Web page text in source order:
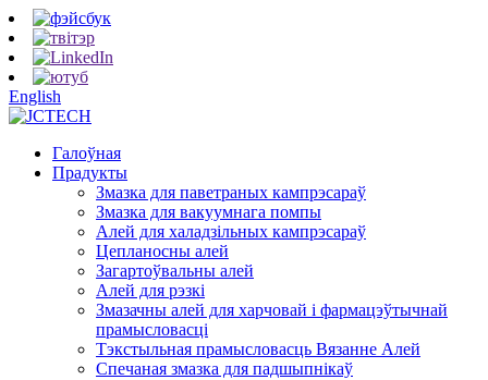
English
Галоўная
Прадукты
Змазка для паветраных кампрэсараў
Змазка для вакуумнага помпы
Алей для халадзільных кампрэсараў
Цепланосны алей
Загартоўвальны алей
Алей для рэзкі
Змазачны алей для харчовай і фармацэўтычнай
прамысловасці
Тэкстыльная прамысловасць Вязанне Алей
Спечаная змазка для падшыпнікаў